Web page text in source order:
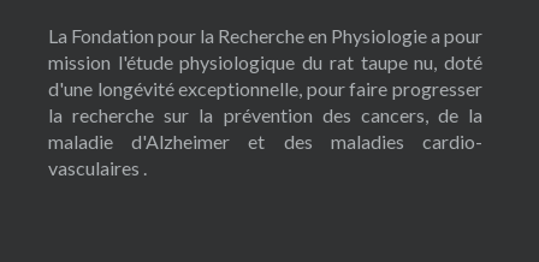
La Fondation pour la Recherche en Physiologie a pour
mission l'étude physiologique du rat taupe nu, doté
d'une longévité exceptionnelle, pour faire progresser
la recherche sur la prévention des cancers, de la
maladie d'Alzheimer et des maladies cardio-
vasculaires .